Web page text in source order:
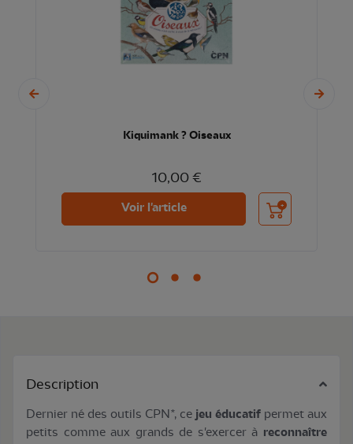
Kiquimank ? Oiseaux
10,00 €
Voir l'article Ajouter au panier
Description
Dernier né des outils CPN*, ce jeu éducatif permet aux
petits comme aux grands de s'exercer à reconnaître